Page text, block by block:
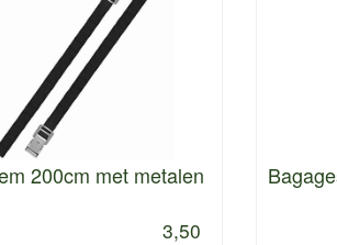
200cm met metalen
3,50